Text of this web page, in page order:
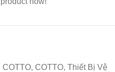
COTTO, Thiết Bị Vệ